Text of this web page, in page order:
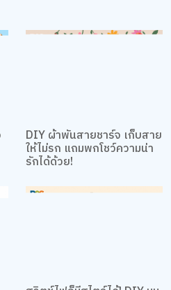
DIY ผ้าพันสายชาร์จ เก็บสาย
ให้ไม่รก แถมพกโชว์ความน่า
รักได้ด้วย!
นการใช้เว็บไซต์ แสดงเนื้อหาและโฆษณาให้